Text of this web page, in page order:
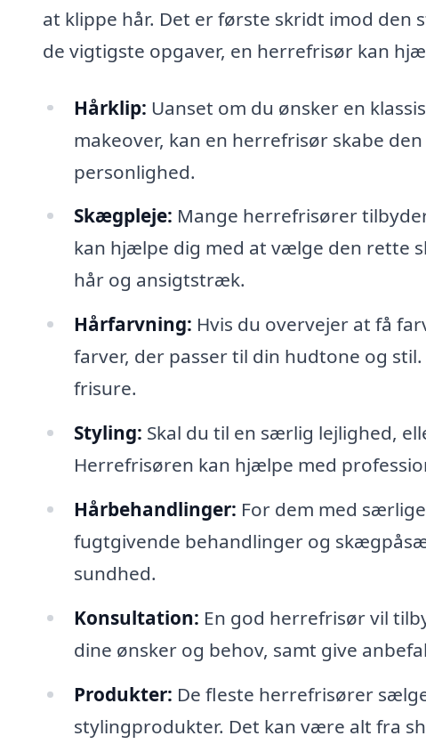
at klippe hår. Det er første skridt imod den
de vigtigste opgaver, en herrefrisør kan
Hårklip: Uanset om du ønsker en
makeover, kan en herrefrisør skabe
personlighed.
Skægpleje: Mange herrefrisører
kan hjælpe dig med at vælge den rette
hår og ansigtstræk.
Hårfarvning: Hvis du overvejer at få
farver, der passer til din hudtone og
frisure.
Styling: Skal du til en særlig lejlighed,
Herrefrisøren kan hjælpe med
Hårbehandlinger: For dem med
fugtgivende behandlinger og
sundhed.
Konsultation: En god herrefrisør vil
dine ønsker og behov, samt give
Produkter: De fleste herrefrisører
stylingprodukter. Det kan være alt fra